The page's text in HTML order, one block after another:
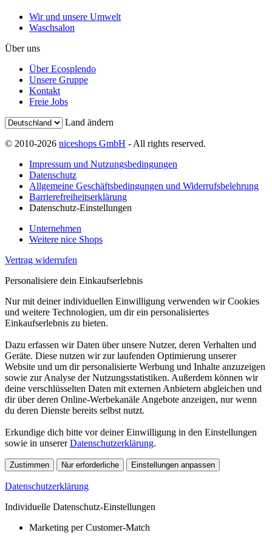
Wir und unsere Umwelt
Waschsalon
Über uns
Über Ecosplendo
Unsere Gruppe
Kontakt
Freie Jobs
Land ändern
© 2010-2026 niceshops GmbH - All rights reserved.
Impressum und Nutzungsbedingungen
Datenschutz
Allgemeine Geschäftsbedingungen und Widerrufsbelehrung
Barrierefreiheitserklärung
Datenschutz-Einstellungen
Unternehmen
Weitere nice Shops
Vertrag widerrufen
Personalisiere dein Einkaufserlebnis
Nur mit deiner individuellen Einwilligung verwenden wir Cookies
und weitere Technologien, um dir ein personalisiertes
Einkaufserlebnis zu bieten.
Dazu erfassen wir Daten über unsere Nutzer, deren Verhalten und
Geräte. Diese nutzen wir zur laufenden Optimierung unserer
Website und um dir personalisierte Werbung und Inhalte anzuzeigen
sowie zur Analyse der Nutzungsstatistiken. Außerdem können wir
deine verschlüsselten Daten mit externen Anbietern abgleichen und
dir über deren Online-Werbekanäle Angebote anzeigen, nur wenn
du deren Dienste bereits selbst nutzt.
Erkundige dich bitte vor deiner Einwilligung in den Einstellungen
sowie in unsererDatenschutzerklärung.
Zustimmen Nur erforderliche Einstellungen anpassen
Datenschutzerklärung
Individuelle Datenschutz-Einstellungen
Marketing per Customer-Match